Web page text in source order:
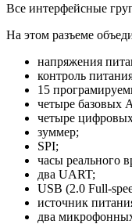
Все интерфейсные
На этом разъеме
напряжения
контроль
15
четыре базовых
четыре
зуммер;
SPI;
часы реального
два UART;
USB (2.0 Full-
источник
два